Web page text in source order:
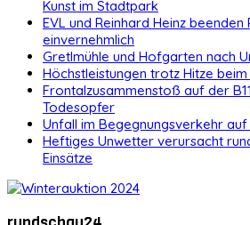
Kunst im Stadtpark
EVL und Reinhard Heinz
einvernehmlich
Gretlmühle und Hofgarten nach
Höchstleistungen trotz Hitze
Frontalzusammenstoß auf der
Todesopfer
Unfall im Begegnungsverkehr
Heftiges Unwetter verursacht
Einsätze